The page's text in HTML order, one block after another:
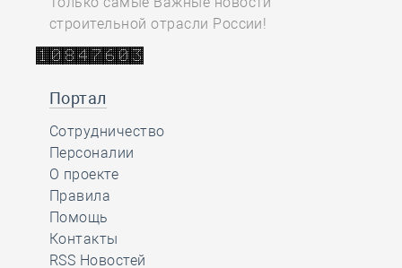
строительной отрасли России!
Портал
Сотрудничество
Персоналии
О проекте
Правила
Помощь
Контакты
RSS Новостей